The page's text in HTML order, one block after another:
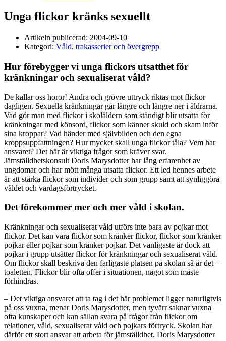
Unga flickor kränks sexuellt
Artikeln publicerad: 2004-09-10
Kategori: Våld, trakasserier och övergrepp
Hur förebygger vi unga flickors utsatthet för
kränkningar och sexualiserat våld?
De kallar oss horor! Andra och grövre uttryck riktas mot flickor
dagligen. Sexuella kränkningar går längre och längre ner i åldrarna.
Vad gör man med flickor i skolåldern som ständigt blir utsatta för
kränkningar med könsord, flickor som känner skuld och skam inför
sina kroppar? Vad händer med självbilden och den egna
kroppsuppfattningen? Hur mycket skall unga flickor tåla? Vem har
ansvaret? Det här är viktiga frågor som kräver svar.
Jämställdhetskonsult Doris Marysdotter har lång erfarenhet av
ungdomar och har mött många utsatta flickor. Ett led hennes arbete
är att stärka flickor som individer och som grupp samt att synliggöra
våldet och vardagsförtrycket.
Det förekommer mer och mer våld i skolan.
Kränkningar och sexualiserat våld utförs inte bara av pojkar mot
flickor. Det kan vara flickor som kränker flickor, flickor som kränker
pojkar eller pojkar som kränker pojkar. Det vanligaste är dock att
pojkar i grupp utsätter flickor för kränkningar och sexualiserat våld.
Om flickor skall beskriva den farligaste platsen på skolan så är det –
toaletten. Flickor blir ofta offer i situationen, något som måste
förhindras.
– Det viktiga ansvaret att ta tag i det här problemet ligger naturligtvis
på oss vuxna, menar Doris Marysdotter, men tyvärr saknar vuxna
ofta kunskaper och kan sällan svara på frågor från flickor om
relationer, våld, sexualiserat våld och pojkars förtryck. Skolan har
därför ett stort ansvar att arbeta för jämställdhet. Doris Marysdotter